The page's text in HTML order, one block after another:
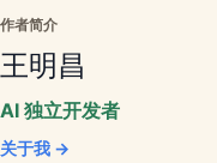
作者简介
王明昌
AI 独立开发者
关于我 →